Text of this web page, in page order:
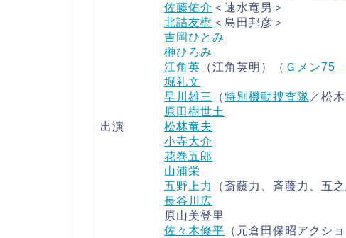
出演
佐藤佑介 ＜速水竜男＞
北詰友樹 ＜島田邦彦＞
吉岡ひとみ
榊ひろみ
江角英 （江角英明）（ Ｇメン75
堀礼文
早川雄三
（特別機動捜査隊 ／松
原田樹世土
松林竜夫
小寺大介
花巻五郎
山浦栄
五野上力
（斎藤力、斉藤力、五
長谷川広
原山美登里
佐々木修平 （元倉田保昭アクシ